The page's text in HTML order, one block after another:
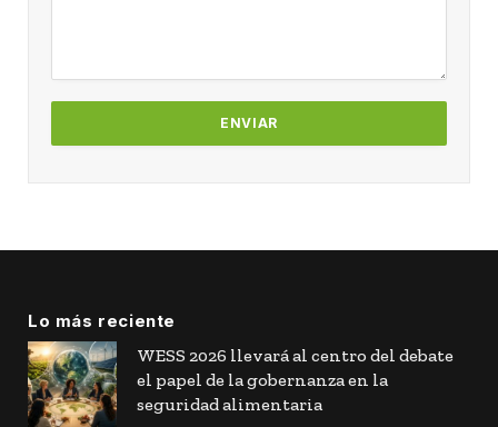
Lo más reciente
WESS 2026 llevará al centro del debate
el papel de la gobernanza en la
seguridad alimentaria